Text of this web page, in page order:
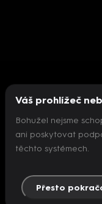
Váš prohlížeč
Bohužel nejsme
ani poskytovat
těchto systémech.
Přesto